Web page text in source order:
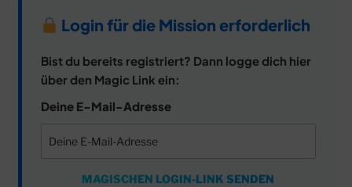
Login für die Mission erforderlich
Bist du bereits registriert? Dann logge dich hier
über den Magic Link ein:
Deine E-Mail-Adresse
MAGISCHEN LOGIN-LINK SENDEN